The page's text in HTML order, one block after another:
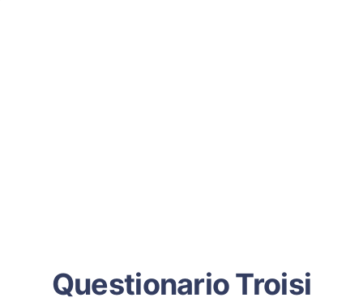
Questionario Troisi